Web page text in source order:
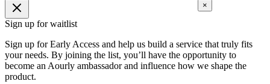
×
Sign up for waitlist
Sign up for Early Access and help us build a service that truly fits
your needs. By joining the list, you’ll have the opportunity to
become an Aourly ambassador and influence how we shape the
product.